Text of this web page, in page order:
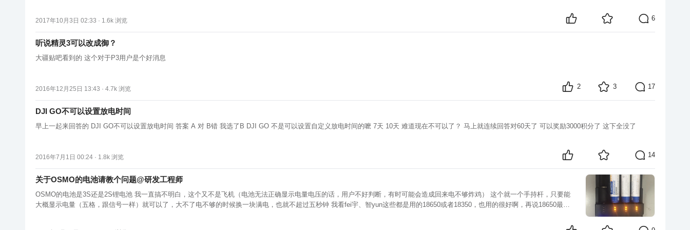
2017年10月3日 02:33 · 1.6k 浏览 6
听说精灵3可以改成御？
大疆贴吧看到的 这个对于P3用户是个好消息
2016年12月25日 13:43 · 4.7k 浏览 2 3 17
DJI GO不可以设置放电时间
早上一起来回答的 DJI GO不可以设置放电时间 答案 A 对 B错 我选了B DJI GO 不是可以设置自定义放电时间的嚒 7天 10天 难道现在不可以了？ 马上就连续回答对60天了 可以奖励3000积分了 这下全没了
2016年7月1日 00:24 · 1.8k 浏览 14
关于OSMO的电池请教个问题@研发工程师
OSMO的电池是3S还是2S锂电池 我一直搞不明白，这个又不是飞机（电池无法正确显示电量电压的话，用户不好判断，有时可能会造成回来电不够炸鸡） 这个就一个手持杆，只要能
大概显示电量（五格，跟信号一样）就可以了，大不了电不够的时候换一块满电，也就不超过五秒钟 我看fei宇、智yun这些都是用的18650或者18350，也用的很好啊，再说18650最贵